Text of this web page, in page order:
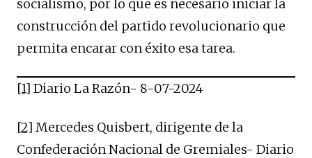
socialismo, por lo que es necesario iniciar la
construcción del partido revolucionario que
permita encarar con éxito esa tarea.
[1] Diario La Razón- 8-07-2024
[2] Mercedes Quisbert, dirigente de la
Confederación Nacional de Gremiales- Diario